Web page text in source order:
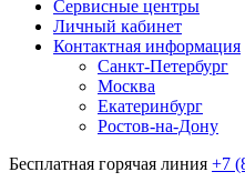
Сервисные центры
Личный кабинет
Контактная информация
Санкт-Петербург
Москва
Екатеринбург
Ростов-на-Дону
Бесплатная горячая линия +7